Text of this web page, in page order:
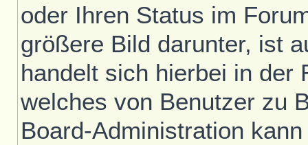
oder Ihren Status im
größere Bild darunter, ist
handelt sich hierbei in der
welches von Benutzer zu
Board-Administration